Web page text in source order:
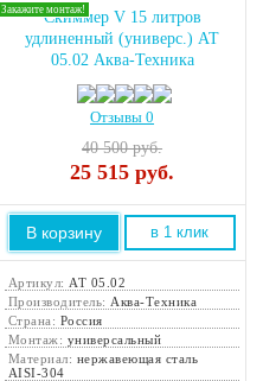
Закажите монтаж!Скиммер V 15 литров
удлиненный (универс.) АТ
05.02 Аква-Техника
Отзывы 0
40 500 руб.
25 515 руб.
В корзину в 1 клик
Артикул: АТ 05.02
Производитель: Аква-Техника
Страна: Россия
Монтаж: универсальный
Материал: нержавеющая сталь
AISI-304